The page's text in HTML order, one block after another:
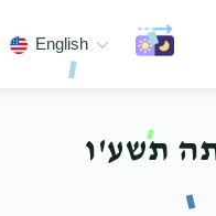
English
תשע'ו